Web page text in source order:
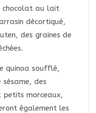
chocolat au lait
décortiqué,
des graines de
quinoa soufflé,
des
petits morceaux,
également les